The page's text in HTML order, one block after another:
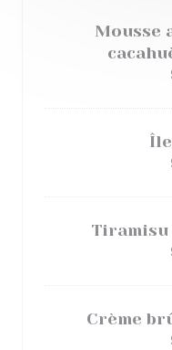
Mousse
Crème